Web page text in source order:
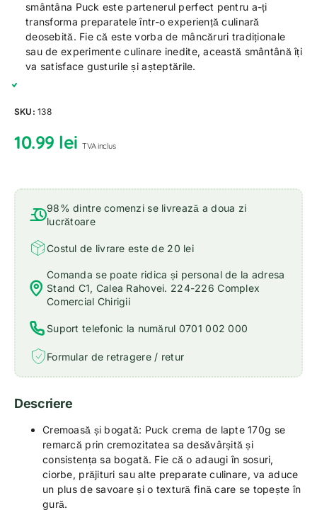
smântâna Puck este partenerul perfect pentru a-ți
transforma preparatele într-o experiență culinară
deosebită. Fie că este vorba de mâncăruri tradiționale
sau de experimente culinare inedite, această smântână îți
va satisface gusturile și așteptările.
SKU:138
10.99 lei TVA inclus
98% dintre comenzi se livrează a doua zi
lucrătoare
Costul de livrare este de 20 lei
Comanda se poate ridica și personal de la adresa
Stand C1, Calea Rahovei. 224-226 Complex
Comercial Chirigii
Suport telefonic la numărul 0701 002 000
Formular de retragere / retur
Descriere
Cremoasă și bogată: Puck crema de lapte 170g se
remarcă prin cremozitatea sa desăvârșită și
consistența sa bogată. Fie că o adaugi în sosuri,
ciorbe, prăjituri sau alte preparate culinare, va aduce
un plus de savoare și o textură fină care se topește în
gură.